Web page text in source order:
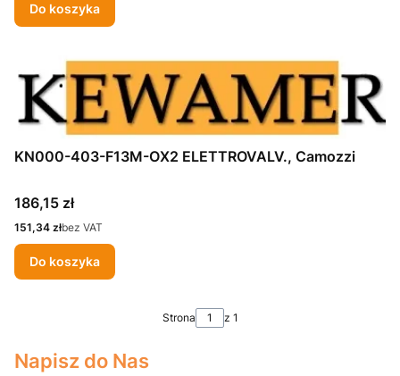
Do koszyka
KN000-403-F13M-OX2 ELETTROVALV., Camozzi
Cena
186,15 zł
Cena
151,34 złbez VAT
Do koszyka
Strona z 1
Napisz do Nas